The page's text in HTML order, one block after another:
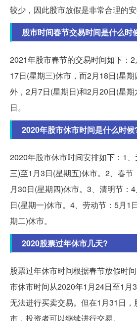
较少，因此股市放假是非常合理的安
股市时间春节交易时间是什么时
2021年股市春节的交易时间如下：
17日(星期三)休市，而2月18日(星
外，2月7日(星期日)和2月20日(星
日。
2020年股市休市时间是什么时候
2020年股市休市时间安排如下：1
三)至1月3日(星期五)休市。2、春节
月30日(星期四)休市。3、清明节：
日(星期一)休市。4、劳动节：5月1
期二)休市。
2020股票过年休市几天?
股票过年休市时间根据春节放假时
市休市时间从2020年1月24日至1月
无法进行买卖交易。但在1月31日
市，投资者可以继续进行交易。